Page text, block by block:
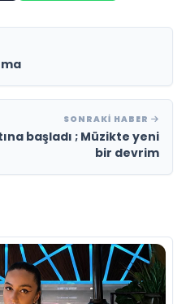
SONRAKI HABER
başladı ; Müzikte yeni
bir devrim